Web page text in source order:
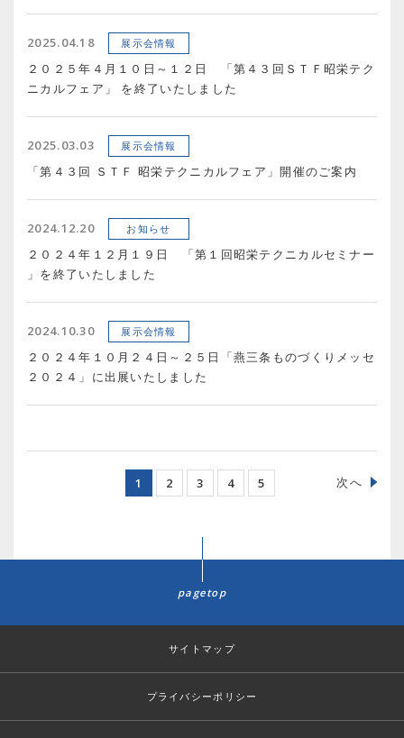
2025.04.18 展示会情報
２０２５年４月１０日～１２日 「第４３回ＳＴＦ昭栄テク
ニカルフェア」 を終了いたしました
2025.03.03 展示会情報
「第４３回 ＳＴＦ 昭栄テクニカルフェア」開催のご案内
2024.12.20 お知らせ
２０２４年１２月１９日 「第１回昭栄テクニカルセミナー
」を終了いたしました
2024.10.30 展示会情報
２０２４年１０月２４日～２５日「燕三条ものづくりメッセ
２０２４」に出展いたしました
1 2 3 4 5 次へ
pagetop
サイトマップ
プライバシーポリシー